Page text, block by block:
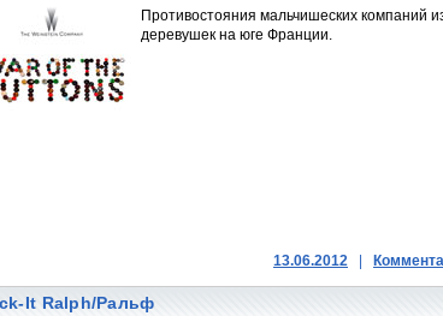
Противостояния мальчишеских компаний
деревушек на юге Франции.
13.06.2012
It Ralph/Ральф